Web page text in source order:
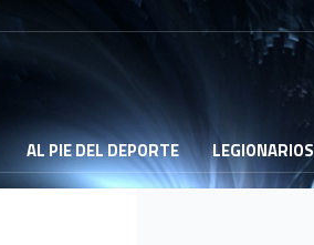
AL PIE DEL DEPORTE LEGIONARIOS